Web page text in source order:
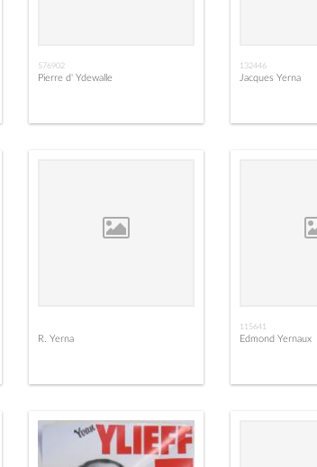
576902
Pierre d' Ydewalle
132446
Jacques Yerna
R. Yerna
115641
Edmond Yernaux